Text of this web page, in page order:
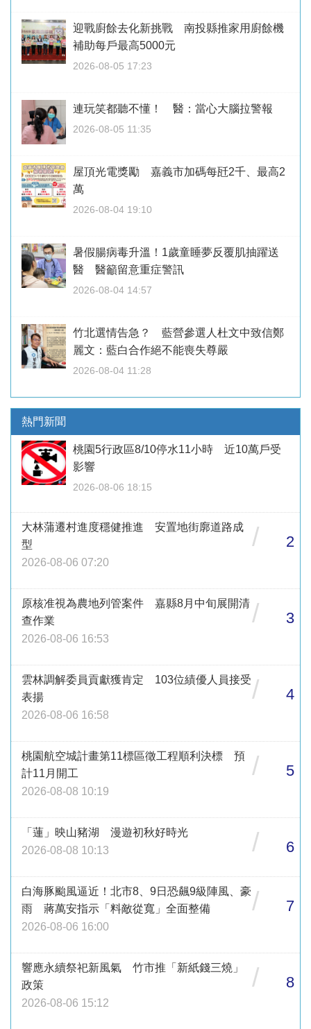
迎戰廚餘去化新挑戰 南投縣推家用廚餘機
補助每戶最高5000元
2026-08-05 17:23
連玩笑都聽不懂！ 醫：當心大腦拉警報
2026-08-05 11:35
屋頂光電獎勵 嘉義市加碼每瓩2千、最高2
萬
2026-08-04 19:10
暑假腸病毒升溫！1歲童睡夢反覆肌抽躍送
醫 醫籲留意重症警訊
2026-08-04 14:57
竹北選情告急？ 藍營參選人杜文中致信鄭
麗文：藍白合作絕不能喪失尊嚴
2026-08-04 11:28
熱門新聞
桃園5行政區8/10停水11小時 近10萬戶受
影響
2026-08-06 18:15
大林蒲遷村進度穩健推進 安置地街廓道路成
型
2026-08-06 07:20
/ 2
原核准視為農地列管案件 嘉縣8月中旬展開清
查作業
2026-08-06 16:53
/ 3
雲林調解委員貢獻獲肯定 103位績優人員接受
表揚
2026-08-06 16:58
/ 4
桃園航空城計畫第11標區徵工程順利決標 預
計11月開工
2026-08-08 10:19
/ 5
「蓮」映山豬湖 漫遊初秋好時光
2026-08-08 10:13
/ 6
白海豚颱風逼近！北市8、9日恐飆9級陣風、豪
雨 蔣萬安指示「料敵從寬」全面整備
2026-08-06 16:00
/ 7
響應永續祭祀新風氣 竹市推「新紙錢三燒」
政策
2026-08-06 15:12
/ 8